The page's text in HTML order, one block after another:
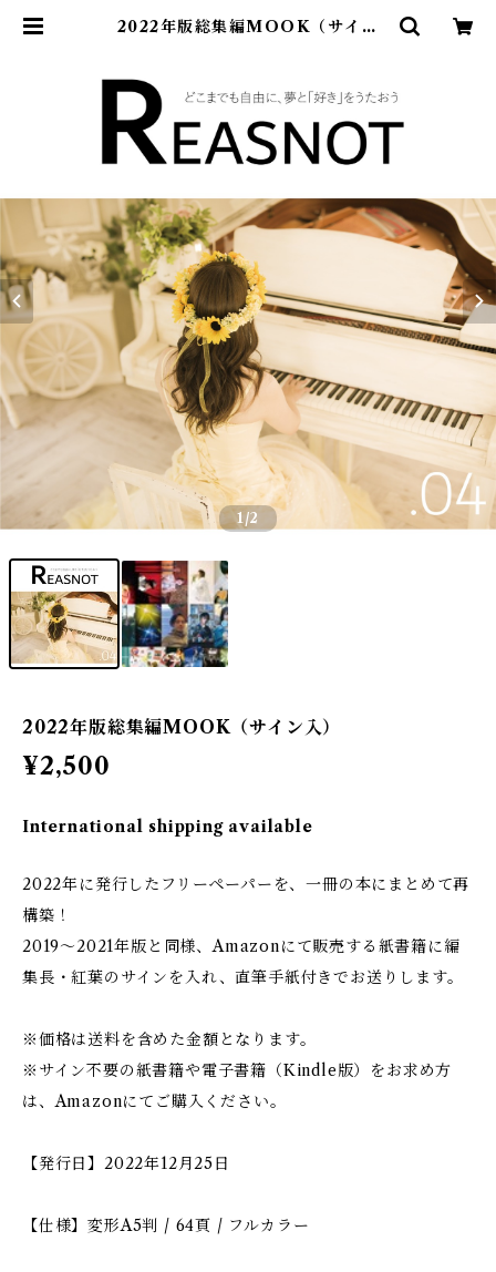
2022年版総集編MOOK（サイン
1/2
2022年版総集編MOOK（サイン入）
¥2,500
International shipping available
2022年に発行したフリーペーパーを、一冊の本にまとめて再
構築！
2019～2021年版と同様、Amazonにて販売する紙書籍に編
集長・紅葉のサインを入れ、直筆手紙付きでお送りします。
※価格は送料を含めた金額となります。
※サイン不要の紙書籍や電子書籍（Kindle版）をお求め方
は、Amazonにてご購入ください。
【発行日】2022年12月25日
【仕様】変形A5判 / 64頁 / フルカラー